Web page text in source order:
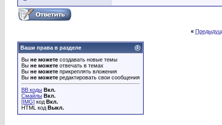
«
Ваши права в разделе
Вы не можете создавать новые темы
Вы не можете отвечать в темах
Вы не можете прикреплять вложения
Вы не можете редактировать свои сообщения
BB коды Вкл.
Смайлы Вкл.
[IMG] код Вкл.
HTML код Выкл.